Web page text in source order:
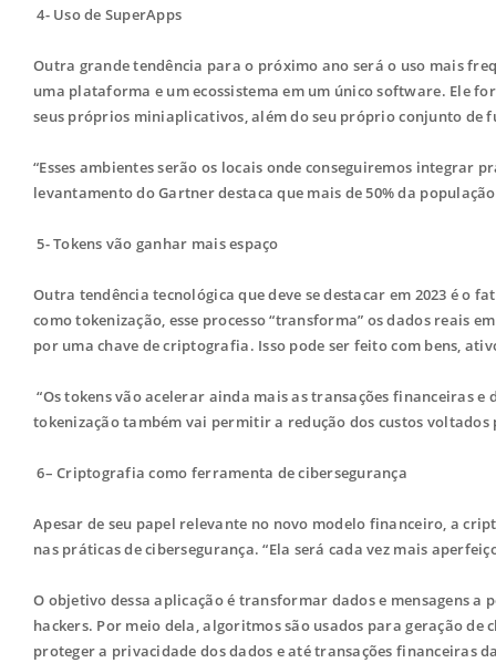
4- Uso de SuperApps
Outra grande tendência para o próximo ano será o uso mais
uma plataforma e um ecossistema em um único software. Ele
seus próprios miniaplicativos, além do seu próprio conjunto de
“Esses ambientes serão os locais onde conseguiremos integrar
levantamento do Gartner destaca que mais de 50% da
5- Tokens vão ganhar mais espaço
Outra tendência tecnológica que deve se destacar em 2023 é o
como tokenização, esse processo “transforma” os dados reais
por uma chave de criptografia. Isso pode ser feito com bens,
“Os tokens vão acelerar ainda mais as transações financeiras
tokenização também vai permitir a redução dos custos
6– Criptografia como ferramenta de cibersegurança
Apesar de seu papel relevante no novo modelo financeiro, a
nas práticas de cibersegurança. “Ela será cada vez mais
O objetivo dessa aplicação é transformar dados e mensagens
hackers. Por meio dela, algoritmos são usados para geração
proteger a privacidade dos dados e até transações financeiras